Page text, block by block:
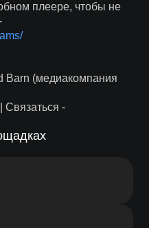
плеере, чтобы не
Barn (медиакомпания
| Связаться -